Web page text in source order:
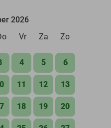
2026
Vr Za Zo
4 5 6
11 12 13
18 19 20